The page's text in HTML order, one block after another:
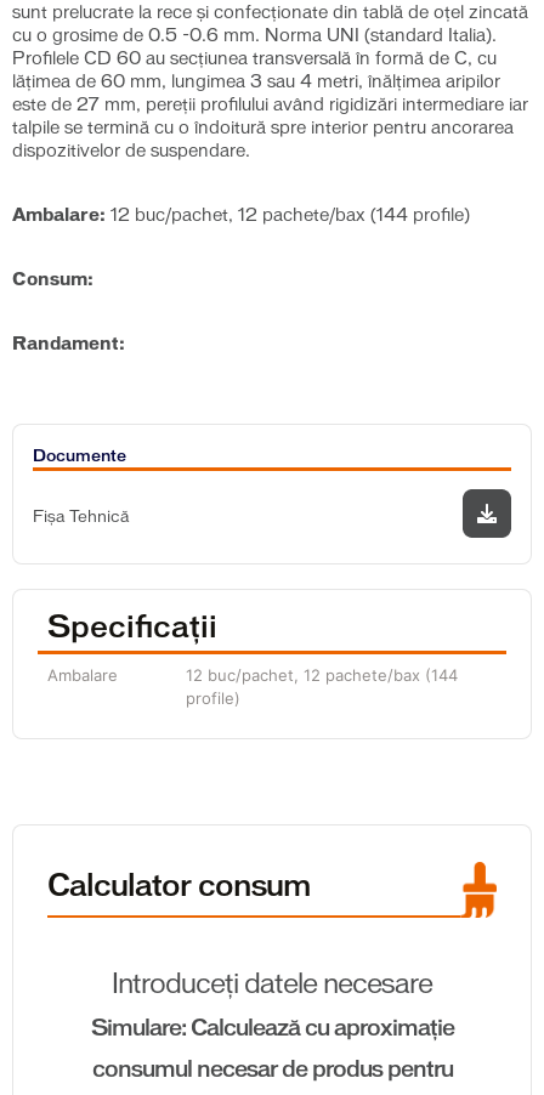
sunt prelucrate la rece și confecționate din tablă de oțel zincată
cu o grosime de 0.5 -0.6 mm. Norma UNI (standard Italia).
Profilele CD 60 au secțiunea transversală în formă de C, cu
lățimea de 60 mm, lungimea 3 sau 4 metri, înălțimea aripilor
este de 27 mm, pereții profilului având rigidizări intermediare iar
talpile se termină cu o îndoitură spre interior pentru ancorarea
dispozitivelor de suspendare.
Ambalare: 12 buc/pachet, 12 pachete/bax (144 profile)
Consum:
Randament:
Documente
Fișa Tehnică
Specificații
Ambalare
12 buc/pachet, 12 pachete/bax (144
profile)
Calculator consum
Introduceți datele necesare
Simulare: Calculează cu aproximație
consumul necesar de produs pentru